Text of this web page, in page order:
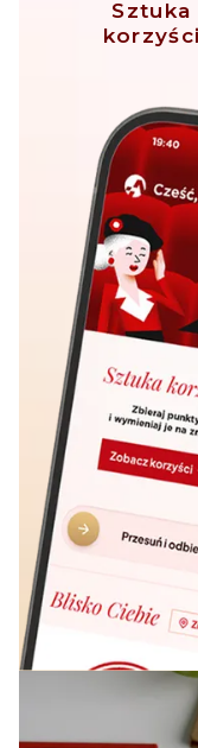
Sztuka
korzyści